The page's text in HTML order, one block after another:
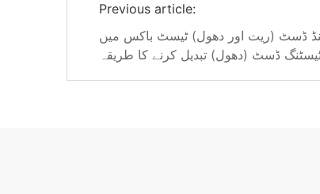
Previous article:
ڈسٹ (ریت اور دھول) ٹیسٹ باکس میں
ڈسٹ (دھول) تبدیل کرنے کا طریقہ